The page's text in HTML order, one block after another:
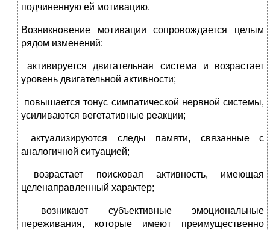
подчиненную ей мотивацию.
Возникновение мотивации сопровождается целым
рядом изменений:
 активируется двигательная система и возрастает
уровень двигательной активности;
 повышается тонус симпатической нервной системы,
усиливаются вегетативные реакции;
 актуализируются следы памяти, связанные с
аналогичной ситуацией;
 возрастает поисковая активность, имеющая
целенаправленный характер;
 возникают субъективные эмоциональные
переживания, которые имеют преимущественно